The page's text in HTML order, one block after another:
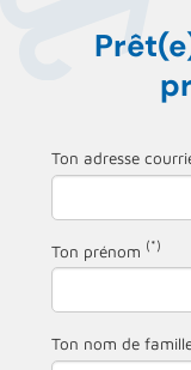
Ton adresse
Ton prénom (*)
Ton nom de